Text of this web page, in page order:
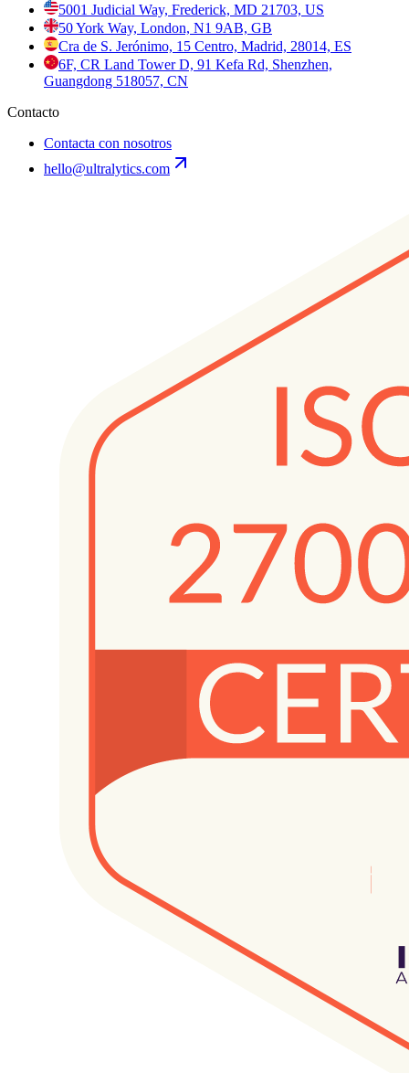
5001 Judicial Way, Frederick, MD 21703, US
50 York Way, London, N1 9AB, GB
Cra de S. Jerónimo, 15 Centro, Madrid, 28014, ES
6F, CR Land Tower D, 91 Kefa Rd, Shenzhen,
Guangdong 518057, CN
Contacto
Contacta con nosotros
hello@ultralytics.com